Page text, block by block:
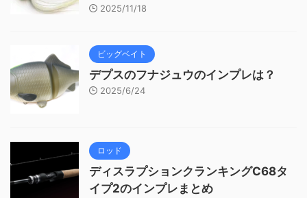
2025/11/18
ビッグベイト
デプスのフナジュウのインプレは？
2025/6/24
ロッド
ディスラプションクランキングC68タ
イプ2のインプレまとめ